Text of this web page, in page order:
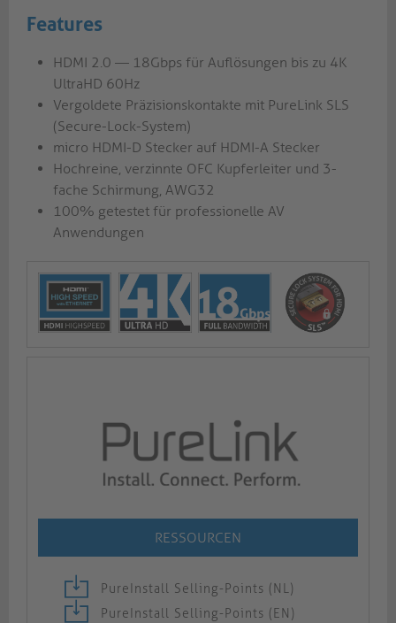
Features
HDMI 2.0 — 18Gbps für Auflösungen bis zu 4K
UltraHD 60Hz
Vergoldete Präzisionskontakte mit PureLink SLS
(Secure-Lock-System)
micro HDMI-D Stecker auf HDMI-A Stecker
Hochreine, verzinnte OFC Kupferleiter und 3-
fache Schirmung, AWG32
100% getestet für professionelle AV
Anwendungen
RESSOURCEN
PureInstall Selling-Points (NL)
PureInstall Selling-Points (EN)